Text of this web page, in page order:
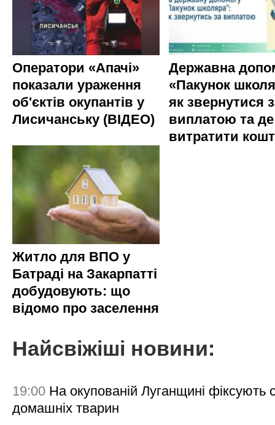
Оператори «Апачі»
показали ураження
об'єктів окупантів у
Лисичанську (ВІДЕО)
Державна
«Пакунок
як звернутися
виплатою та де
витратити
Житло для ВПО у
Батраді на Закарпатті
добудовують: що
відомо про заселення
Найсвіжіші новини:
19:00 На окупованій Луганщині фіксують
домашніх тварин